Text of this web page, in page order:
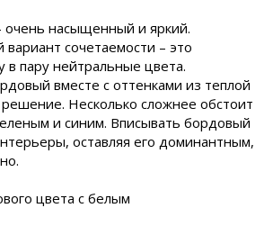
насыщенный и яркий.
сочетаемости – это
в пару нейтральные цвета.
вместе с оттенками из теплой
Несколько сложнее обстоит
и синим. Вписывать бордовый
оставляя его доминантным,
цвета с белым